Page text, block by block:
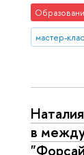
мастер-
в